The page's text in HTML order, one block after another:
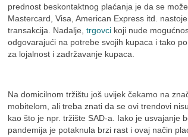
prednost beskontaktnog plaćanja je da se
Mastercard, Visa, American Express itd.
transakcija. Nadalje, trgovci koji nude
odgovarajući na potrebe svojih kupaca i tako
za lojalnost i zadržavanje kupaca.
Na domicilnom tržištu još uvijek čekamo na
mobitelom, ali treba znati da se ovi trendovi
kao što je npr. tržište SAD-a. Iako je usvajanje
pandemija je potaknula brzi rast i ovaj način